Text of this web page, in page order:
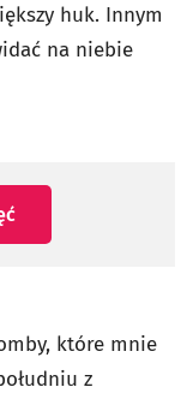
huk. Innym
na niebie
które mnie
z